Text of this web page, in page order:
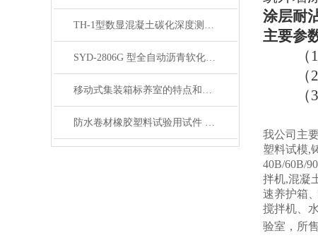
TH-1型数显混凝土碳化深度测量仪（测定仪）产品展示
SYD-2806G 型全自动沥青软化点仪展示
移动式集装箱标养室的特点和注意事项说明
防水卷材橡胶塑料试验用试件 产品展示
涂层耐
主要参
（
（
（
我公司主
塑料试模,
40B/60B/
拌机,混凝
速养护箱
搅拌机、
验室，所